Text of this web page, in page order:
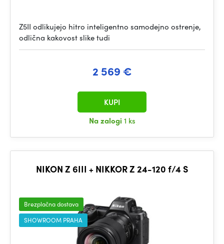
Z5II odlikujejo hitro inteligentno samodejno ostrenje,
odlična kakovost slike tudi
2 569 €
Na zalogi 1 ks
KUPI
NIKON Z 6III + NIKKOR Z 24-120 f/4 S
Brezplačna dostava
SHOWROOM PRAHA